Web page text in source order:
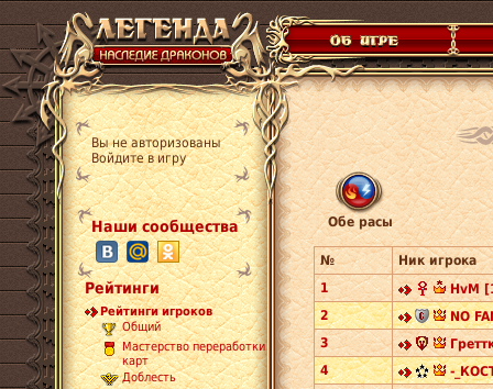
Вы не авторизованы
Войдите в игру
Наши сообщества
Рейтинги
Рейтинги игроков
Общий
Мастерство переработки
карт
Доблесть
Обе расы
№
Ник игрока
1
HvM
2
NO
3
4
-